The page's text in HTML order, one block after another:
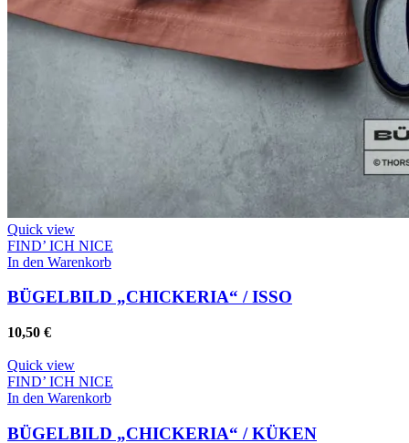
Quick view
FIND’ ICH NICE
In den Warenkorb
BÜGELBILD „CHICKERIA“ / ISSO
10,50 €
Quick view
FIND’ ICH NICE
In den Warenkorb
BÜGELBILD „CHICKERIA“ / KÜKEN